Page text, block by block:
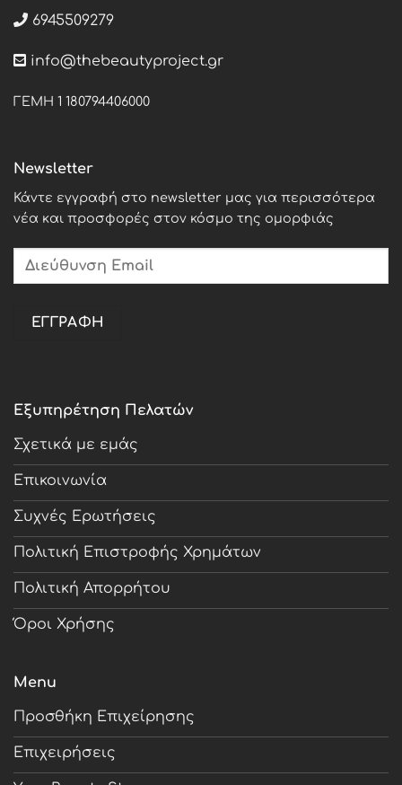
6945509279
info@thebeautyproject.gr
ΓΕΜΗ 1 180794406000
Εξυπηρέτηση Πελατών
Σχετικά με εμάς
Επικοινωνία
Συχνές Ερωτήσεις
Πολιτική Επιστροφής Χρημάτων
Πολιτική Απορρήτου
Όροι Χρήσης
Menu
Προσθήκη Επιχείρησης
Επιχειρήσεις
Newsletter
Κάντε εγγραφή στο newsletter μας για περισσότερα
νέα και προσφορές στον κόσμο της ομορφιάς